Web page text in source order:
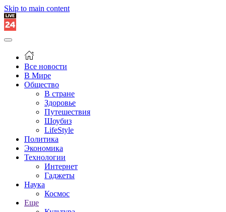
Skip to main content
Все новости
В Мире
Общество
В стране
Здоровье
Путешествия
Шоубиз
LifeStyle
Политика
Экономика
Технологии
Интернет
Гаджеты
Наука
Космос
Еще